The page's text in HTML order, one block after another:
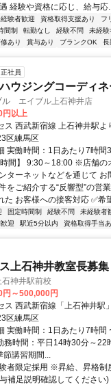
経験や資格に応じ、給与応
験者歓迎 資格取得支援あり フ
間制 転勤なし 経験不問 未経験
あり 賞与あり ブランクOK 長
正社員
ウジングコーディ
ル エイブル上石神井店
円以上
ス 西武新宿線 上石神井駅よ
区練馬区
実働時間：1日あたり7時
間】 9:30～18:00 ※店舗の
ターネットなどを通じて
をご紹介する“反響型”の営
た お客様への接客対応 ✅希
固定時間制 経験不問 未経験者
迎 駅近5分以内 資格取得手当
ス上石神井教室長募
石神井駅前校
円～500,000円
ス 西武新宿線「上石神井駅
区練馬区
実働時間：1日あたり7時
務時間：平日14時30分～
節講習期間...
者限定採用 ※昇給、昇格制
補足説明確認してください